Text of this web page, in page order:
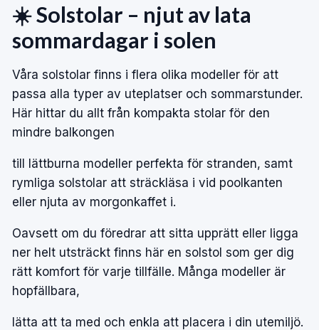
☀️ Solstolar – njut av lata
sommardagar i solen
Våra solstolar finns i flera olika modeller för att
passa alla typer av uteplatser och sommarstunder.
Här hittar du allt från kompakta stolar för den
mindre balkongen
till lättburna modeller perfekta för stranden, samt
rymliga solstolar att sträckläsa i vid poolkanten
eller njuta av morgonkaffet i.
Oavsett om du föredrar att sitta upprätt eller ligga
ner helt utsträckt finns här en solstol som ger dig
rätt komfort för varje tillfälle. Många modeller är
hopfällbara,
lätta att ta med och enkla att placera i din utemiljö.